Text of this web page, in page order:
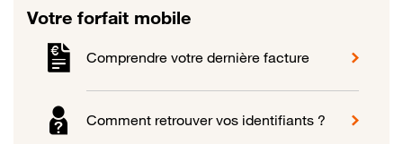
Votre forfait mobile
Comprendre votre dernière facture
Comment retrouver vos identifiants ?